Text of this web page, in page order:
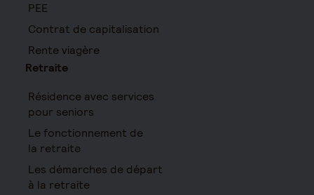
PEE
Contrat de capitalisation
Rente viagère
Retraite
Résidence avec services
pour seniors
Le fonctionnement de
la retraite
Les démarches de départ
à la retraite